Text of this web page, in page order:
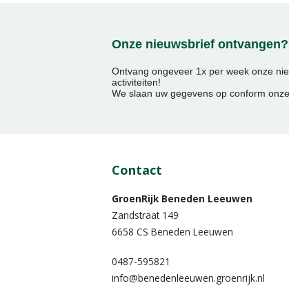
Onze nieuwsbrief
Ontvang ongeveer 1x per week onze
activiteiten!
We slaan uw gegevens op conform onze
Contact
GroenRijk Beneden Leeuwen​
Zandstraat 149
6658 CS Beneden Leeuwen
0487-595821
info@benedenleeuwen.groenrijk.nl